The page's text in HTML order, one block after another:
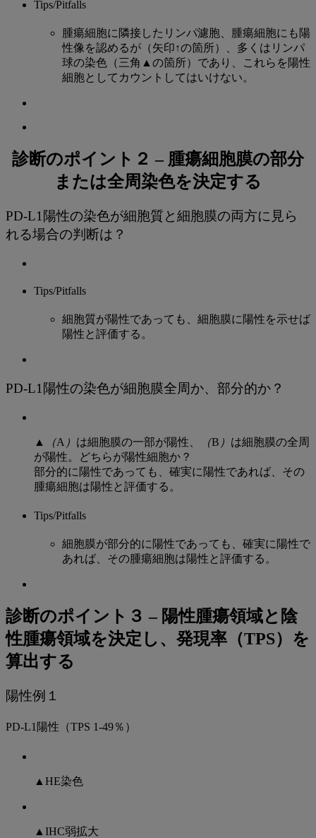
Tips/Pitfalls
腫瘍細胞に隣接したリンパ濾胞、腫瘍細胞にも陽
性像を認めるが（矢印↑の箇所）、多くはリンパ
球の染色（三角▲の箇所）であり、これらを陽性
細胞としてカウントしてはいけない。
診断のポイント２ – 腫瘍細胞膜の部分
または全周染色を決定する
PD-L1陽性の染色が細胞質と細胞膜の両方に見ら
れる場合の判断は？
Tips/Pitfalls
細胞質が陽性であっても、細胞膜に陽性を示せば
陽性と評価する。
PD-L1陽性の染色が細胞膜全周か、部分的か？
▲ （A ） は細胞膜の一部が陽性、 （B ） は細胞膜の全周
が陽性。どちらが陽性細胞か？
部分的に陽性であっても、確実に陽性であれば、その
腫瘍細胞は陽性と評価する。
Tips/Pitfalls
細胞膜が部分的に陽性であっても、確実に陽性で
あれば、その腫瘍細胞は陽性と評価する。
診断のポイント３ – 陽性腫瘍領域と陰
性腫瘍領域を決定し、発現率（TPS）を
算出する
陽性例１
PD-L1陽性（TPS 1-49％）
▲HE染色
▲IHC弱拡大